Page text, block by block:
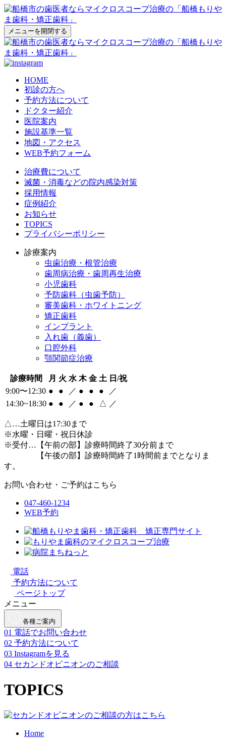
メニューを開閉する
HOME
初診の方へ
予約方法について
ドクター紹介
医院案内
施設基準一覧
地図・アクセス
WEB予約フォーム
治療費について
滅菌・消毒などの院内感染対策
採用情報
症例紹介
お知らせ
TOPICS
プライバシーポリシー
診療案内
虫歯治療・根管治療
歯周病治療・歯周再生治療
小児歯科
予防歯科（虫歯予防）
審美歯科・ホワイトニング
矯正歯科
インプラント
入れ歯（義歯）
口腔外科
顎関節症治療
診療時間 月 火 水 木 金 土 日/祝
9:00〜12:30 ● ● ／ ● ● ●
／
14:30~18:30 ● ● ／ ● ● △ ／
△…土曜日は17:30まで
※水曜・日曜・祝日休診
※受付…【午前の部】診療時間終了30分前まで
【午後の部】診療時間終了1時間前までとなりま
す。
お問い合わせ・ご予約はこちら
047-460-1234
WEB予約
電話
予約方法について
ページトップ
メニュー
各種ご案内
01 電話でお問い合わせ
02 予約方法について
03 Instagramを見る
04 セカンドオピニオンのご相談
TOPICS
Home